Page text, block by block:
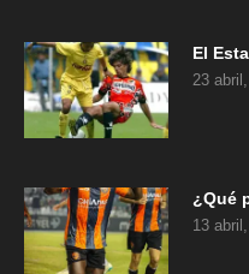
El
23
¿Qué
13